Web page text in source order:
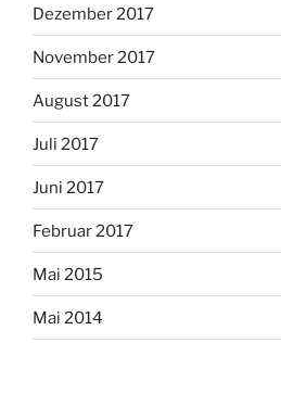
Dezember 2017
November 2017
August 2017
Juli 2017
Juni 2017
Februar 2017
Mai 2015
Mai 2014